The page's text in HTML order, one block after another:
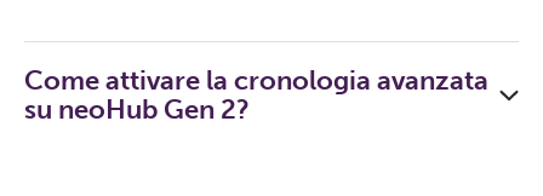
Come attivare la cronologia avanzata
su neoHub Gen 2?